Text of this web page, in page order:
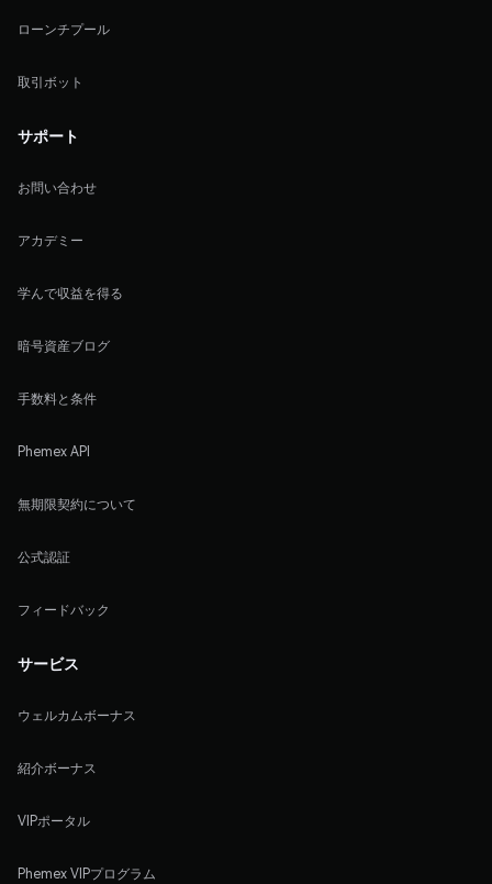
ローンチプール
取引ボット
サポート
お問い合わせ
アカデミー
学んで収益を得る
暗号資産ブログ
手数料と条件
Phemex API
無期限契約について
公式認証
フィードバック
サービス
ウェルカムボーナス
紹介ボーナス
VIPポータル
Phemex VIPプログラム